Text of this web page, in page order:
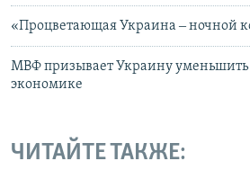
«Процветающая Украина ‒ ночной
МВФ призывает Украину уменьшить
экономике
ЧИТАЙТЕ ТАКЖЕ: